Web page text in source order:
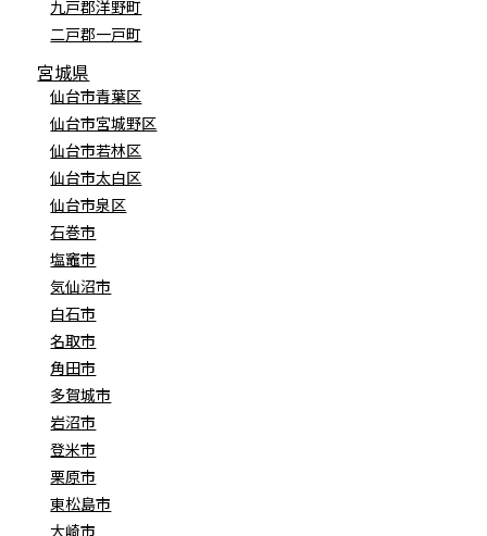
九戸郡洋野町
二戸郡一戸町
宮城県
仙台市青葉区
仙台市宮城野区
仙台市若林区
仙台市太白区
仙台市泉区
石巻市
塩竈市
気仙沼市
白石市
名取市
角田市
多賀城市
岩沼市
登米市
栗原市
東松島市
大崎市